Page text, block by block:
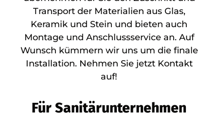
Transport der Materialien aus Glas,
Keramik und Stein und bieten auch
Montage und Anschlussservice an. Auf
Wunsch kümmern wir uns um die finale
Installation. Nehmen Sie jetzt Kontakt
auf!
Für Sanitärunternehmen